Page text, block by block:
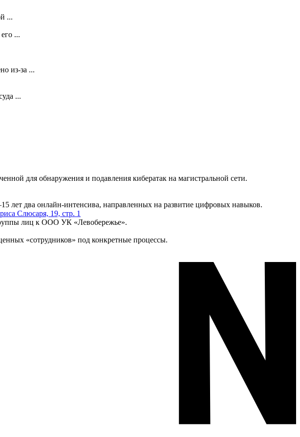
...
...
из-за ...
...
для обнаружения и подавления кибератак на магистральной сети.
лет два онлайн-интенсива, направленных на развитие цифровых навыков.
Слюсаря, 19, стр. 1
лиц к ООО УК «Левобережье».
«сотрудников» под конкретные процессы.